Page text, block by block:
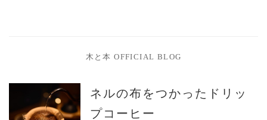
木と本 OFFICIAL BLOG
ネルの布をつかったドリッ
プコーヒー